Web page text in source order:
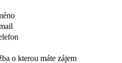
o kterou máte zájem